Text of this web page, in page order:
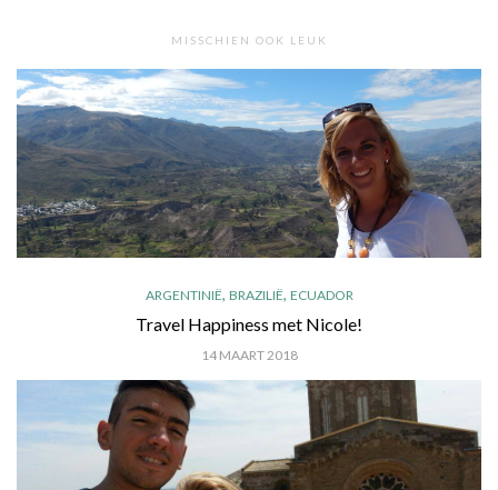
MISSCHIEN OOK LEUK
ARGENTINIË, BRAZILIË, ECUADOR
Travel Happiness met Nicole!
14 MAART 2018